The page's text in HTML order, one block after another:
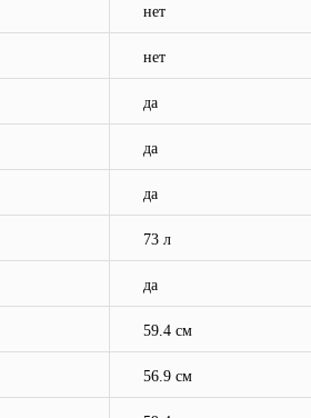
нет
нет
да
да
да
73 л
да
59.4 см
56.9 см